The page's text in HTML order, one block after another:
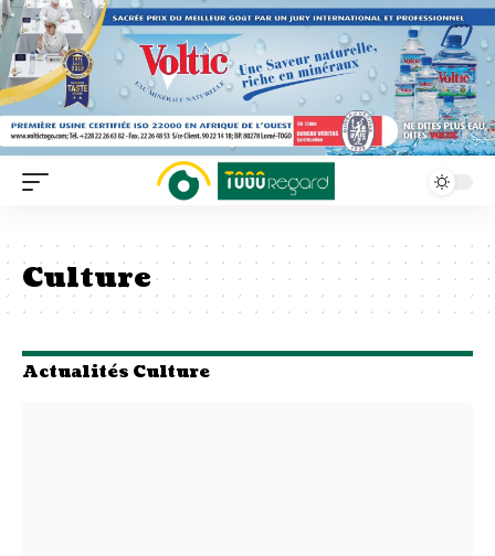
Culture
Actualités Culture